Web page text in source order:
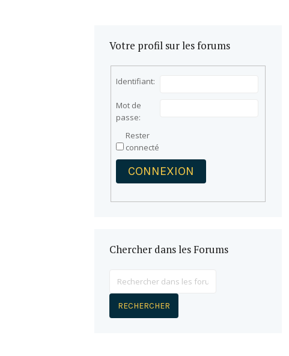
Votre profil sur les forums
Identifiant:
Mot de
passe:
Rester
connecté
CONNEXION
Chercher dans les Forums